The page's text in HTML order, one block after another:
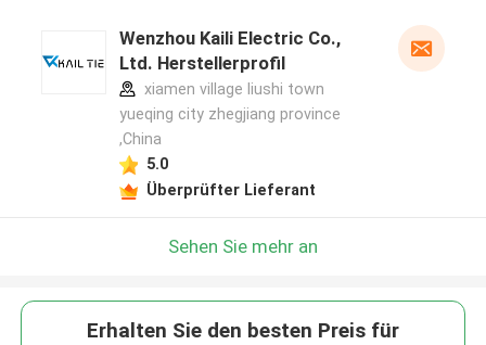
Wenzhou Kaili Electric Co.,
Ltd. Herstellerprofil
xiamen village liushi town
yueqing city zhegjiang province
,China
5.0
Überprüfter Lieferant
Sehen Sie mehr an
Erhalten Sie den besten Preis für